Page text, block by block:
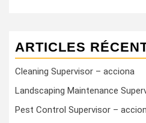
ARTICLES
Cleaning Supervisor – acciona
Landscaping Maintenance
Pest Control Supervisor –